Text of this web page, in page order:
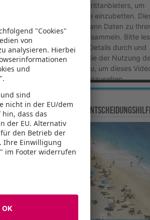
eines Drittanbieters, um
Videoinhalte einzubetten.
Service kann Daten zu
Aktivitäten sammeln. Bitte
Sie die Details durch und
stimmen Sie der Nutzung
Service zu, um dieses
anzusehen.
Mehr Informationen
powered by
Usercentrics
Consent Management
Unsere Experten-